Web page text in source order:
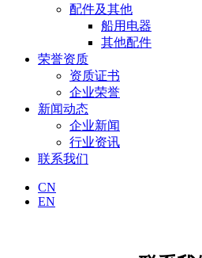
配件及其他
船用电器
其他配件
荣誉资质
资质证书
企业荣誉
新闻动态
企业新闻
行业资讯
联系我们
CN
EN